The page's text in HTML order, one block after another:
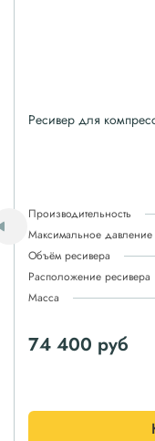
Ресивер для
Производительность
Максимальное давление
Объём ресивера
Расположение ресивера
Масса
74 400 руб